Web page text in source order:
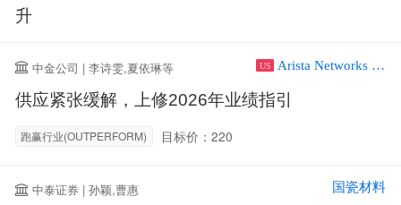
升
中金公司 | 李诗雯,夏依琳等 US Arista Networks Inc
供应紧张缓解，上修2026年业绩指引
跑赢行业(OUTPERFORM) 目标价：220
中泰证券 | 孙颖,曹惠 国瓷材料